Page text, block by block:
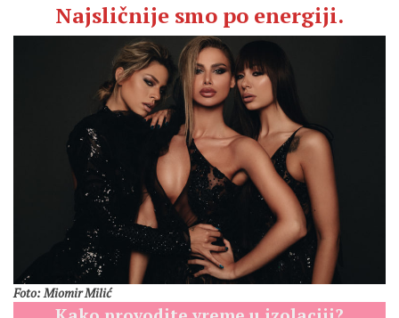
Najsličnije smo po energiji.
Foto: Miomir Milić